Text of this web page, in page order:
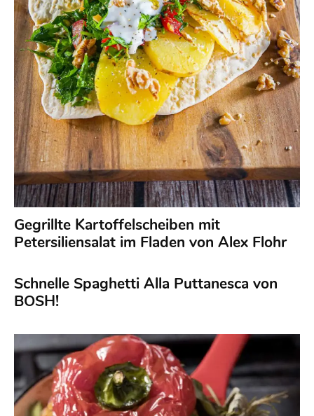
Gegrillte Kartoffelscheiben mit
Petersiliensalat im Fladen von Alex Flohr
Schnelle Spaghetti Alla Puttanesca von
BOSH!